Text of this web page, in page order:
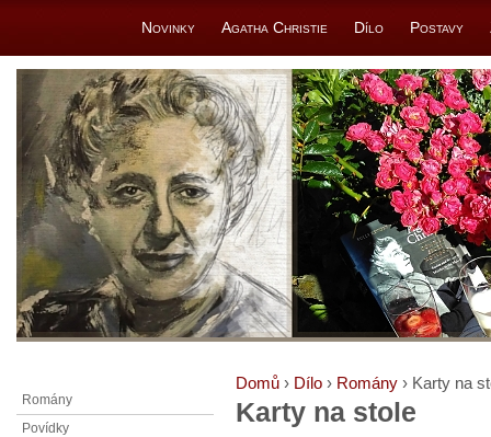
Novinky Agatha Christie Dílo Postavy
Domů › Dílo › Romány › Karty na
Karty na stole
Romány
Povídky